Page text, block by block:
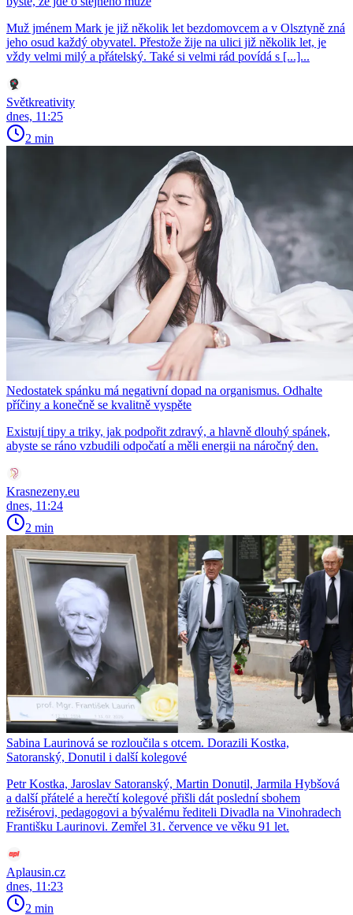
Muž jménem Mark je již několik let bezdomovcem a v Olsztyně zná
jeho osud každý obyvatel. Přestože žije na ulici již několik let, je
vždy velmi milý a přátelský. Také si velmi rád povídá s [...]...
Světkreativity
dnes, 11:25
2 min
Nedostatek spánku má negativní dopad na organismus. Odhalte
příčiny a konečně se kvalitně vyspěte
Existují tipy a triky, jak podpořit zdravý, a hlavně dlouhý spánek,
abyste se ráno vzbudili odpočatí a měli energii na náročný den.
Krasnezeny.eu
dnes, 11:24
2 min
Sabina Laurinová se rozloučila s otcem. Dorazili Kostka,
Satoranský, Donutil i další kolegové
Petr Kostka, Jaroslav Satoranský, Martin Donutil, Jarmila Hybšová
a další přátelé a herečtí kolegové přišli dát poslední sbohem
režisérovi, pedagogovi a bývalému řediteli Divadla na Vinohradech
Františku Laurinovi. Zemřel 31. července ve věku 91 let.
Aplausin.cz
dnes, 11:23
2 min